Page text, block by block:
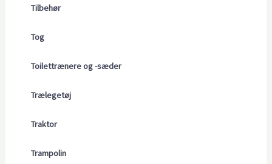
Tilbehør
Tog
Toilettrænere og -sæder
Trælegetøj
Traktor
Trampolin